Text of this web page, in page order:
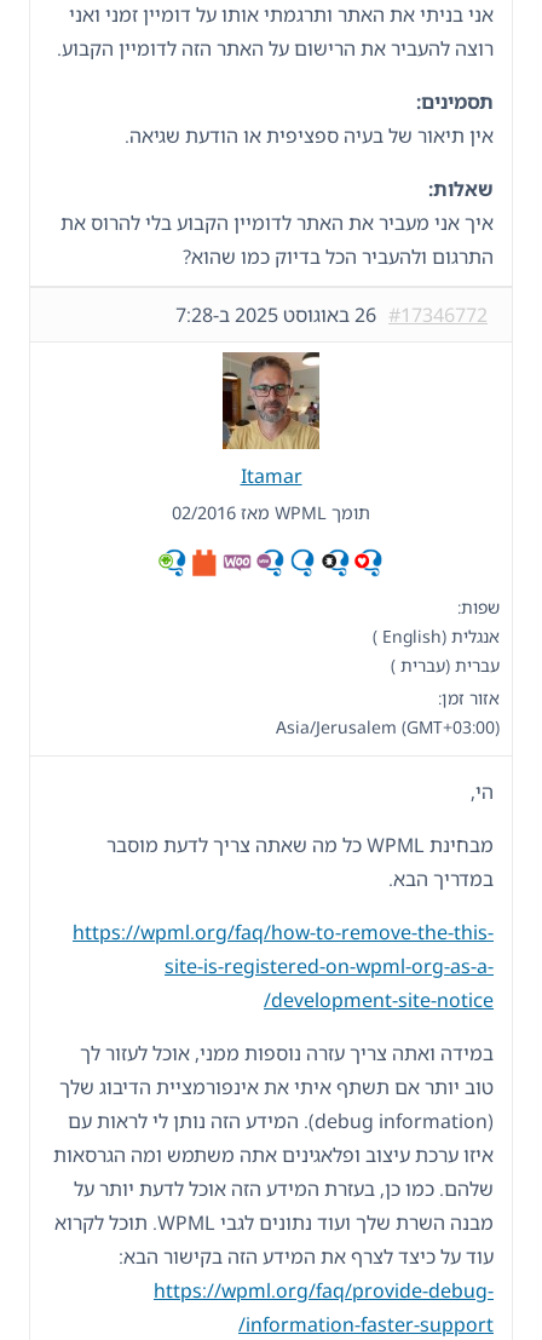
אני בניתי את האתר ותרגמתי אותו על דומיין זמני ואני
רוצה להעביר את הרישום על האתר הזה לדומיין הקבוע.
תסמינים:
אין תיאור של בעיה ספציפית או הודעת שגיאה.
שאלות:
איך אני מעביר את האתר לדומיין הקבוע בלי להרוס את
התרגום ולהעביר הכל בדיוק כמו שהוא?
26 באוגוסט 2025 ב-7:28 #17346772
Itamar
תומך WPML מאז 02/2016
שפות:
אנגלית (English )
עברית (עברית )
אזור זמן:
Asia/Jerusalem (GMT+03:00)
הי,
מבחינת WPML כל מה שאתה צריך לדעת מוסבר
במדריך הבא.
https://wpml.org/faq/how-to-remove-the-this-
site-is-registered-on-wpml-org-as-a-
development-site-notice/
במידה ואתה צריך עזרה נוספות ממני, אוכל לעזור לך
טוב יותר אם תשתף איתי את אינפורמציית הדיבוג שלך
(debug information). המידע הזה נותן לי לראות עם
איזו ערכת עיצוב ופלאגינים אתה משתמש ומה הגרסאות
שלהם. כמו כן, בעזרת המידע הזה אוכל לדעת יותר על
מבנה השרת שלך ועוד נתונים לגבי WPML. תוכל לקרוא
עוד על כיצד לצרף את המידע הזה בקישור הבא:
https://wpml.org/faq/provide-debug-
information-faster-support/